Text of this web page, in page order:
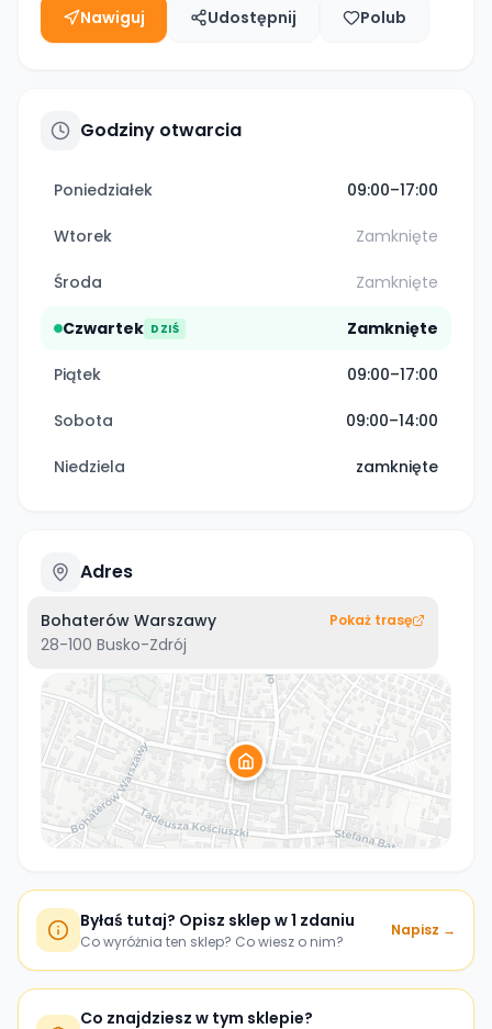
Nawiguj Udostępnij Polub
Godziny otwarcia
Poniedziałek 09:00–17:00
Wtorek Zamknięte
Środa Zamknięte
Czwartek DZIŚ Zamknięte
Piątek 09:00–17:00
Sobota 09:00–14:00
Niedziela zamknięte
Adres
Bohaterów Warszawy
28-100 Busko-Zdrój
Pokaż trasę
Byłaś tutaj? Opisz sklep w 1 zdaniu
Co wyróżnia ten sklep? Co wiesz o nim?
Napisz →
Co znajdziesz w tym sklepie?